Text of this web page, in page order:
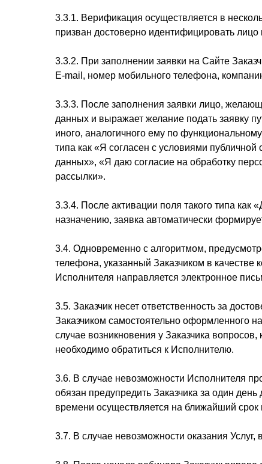
3.3.1. Верификация осуществляется в
призван достоверно идентифицировать
3.3.2. При заполнении заявки на Сайте
E-mail, номер мобильного телефона,
3.3.3. После заполнения заявки лицо,
данных и выражает желание подать заявку
иного, аналогичного ему по
типа как «Я согласен с условиями
данных», «Я даю согласие на обработку
рассылки».
3.3.4. После активации поля такого типа как
назначению, заявка автоматически
3.4. Одновременно с алгоритмом,
телефона, указанный Заказчиком в качестве
Исполнителя направляется электронное
3.5. Заказчик несет ответственность за
Заказчиком самостоятельно оформленного
случае возникновения у Заказчика
необходимо обратиться к Исполнителю.
3.6. В случае невозможности Исполнителя
обязан предупредить Заказчика за один
времени осуществляется на ближайший срок
3.7. В случае невозможности оказания